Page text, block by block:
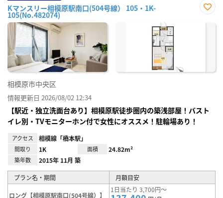
Kマンスリー相模原駅南口(504号線） 105・1K-
105(No.482074)
に入
相模原市中央区
情報更新日 2026/08/02 12:34
【駅近・独立洗面台あり】相模原駅徒歩圏内の築浅部屋！バスト
イレ別・TVモニターホン付で女性にオススメ！駐輪場あり！
アクセス 相模線「橋本駅」
間取り 1K 面積 24.82m²
築年数 2015年 11月 築
プラン名・期間 月額目安
ロング【相模原駅南口(504号線）】
1日当たり 3,700円～